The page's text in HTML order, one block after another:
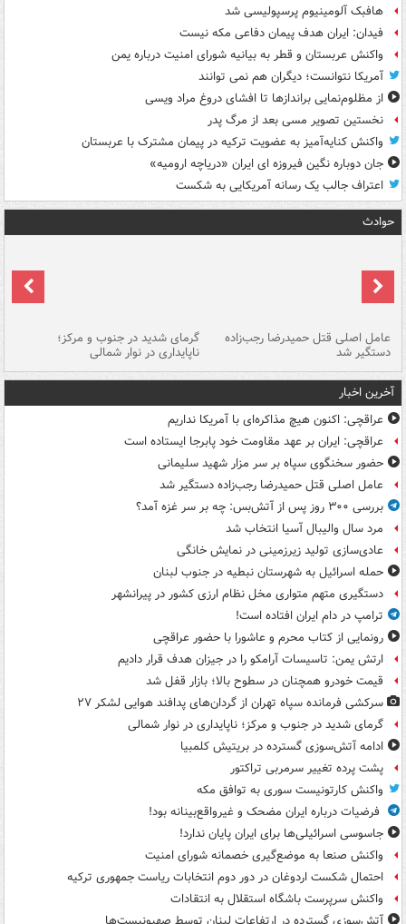
هافبک آلومینیوم پرسپولیسی شد
فیدان: ایران هدف پیمان دفاعی مکه نیست
واکنش عربستان و قطر به بیانیه شورای امنیت درباره یمن
آمریکا نتوانست؛ دیگران هم نمی توانند
از مظلوم‌نمایی براندازها تا افشای دروغ مراد ویسی
نخستین تصویر مسی بعد از مرگ پدر
واکنش کنایه‌آمیز به عضویت ترکیه در پیمان مشترک با عربستان
جان دوباره نگین فیروزه ای ایران «دریاچه ارومیه»
اعتراف جالب یک رسانه آمریکایی به شکست
حوادث
عامل اصلی قتل حمیدرضا رجب‌زاده
دستگیر شد
گرمای شدید در جنوب و مرکز؛
ناپایداری در نوار شمالی
آخرین اخبار
عراقچی: اکنون هیچ مذاکره‌ای با آمریکا نداریم
عراقچی: ایران بر عهد مقاومت خود پابرجا ایستاده است
حضور سخنگوی سپاه بر سر مزار شهید سلیمانی
عامل اصلی قتل حمیدرضا رجب‌زاده دستگیر شد
بررسی ۳۰۰ روز پس از آتش‌بس: چه بر سر غزه آمد؟
مرد سال والیبال آسیا انتخاب شد
عادی‌سازی تولید زیرزمینی در نمایش خانگی
حمله اسرائیل به شهرستان نبطیه در جنوب لبنان
دستگیری متهم متواری مخل نظام ارزی کشور در پیرانشهر
ترامپ در دام ایران افتاده است!
رونمایی از کتاب محرم و عاشورا با حضور عراقچی
ارتش یمن: تاسیسات آرامکو را در جیزان هدف قرار دادیم
قیمت خودرو همچنان در سطوح بالا؛ بازار قفل شد
سرکشی فرمانده سپاه تهران از گردان‌های پدافند هوایی لشکر ۲۷
گرمای شدید در جنوب و مرکز؛ ناپایداری در نوار شمالی
ادامه آتش‌سوزی گسترده در بریتیش کلمبیا
پشت پرده تغییر سرمربی تراکتور
واکنش کارتونیست سوری به توافق مکه
فرضیات درباره ایران مضحک و غیرواقع‌بینانه بود!
جاسوسی اسرائیلی‌ها برای ایران پایان ندارد!
واکنش صنعا به موضع‌گیری خصمانه شورای امنیت
احتمال شکست اردوغان در دور دوم انتخابات ریاست جمهوری ترکیه
واکنش سرپرست باشگاه استقلال به انتقادات